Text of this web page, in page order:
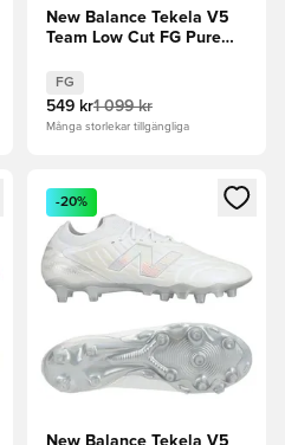
New Balance Tekela V5
Team Low Cut FG Pure
Heat/Vit/Guld
FG
549 kr1 099 kr
Många storlekar tillgängliga
in eller registrera dig som
Öppnar en Modal för att
-20%
New Balance Tekela V5